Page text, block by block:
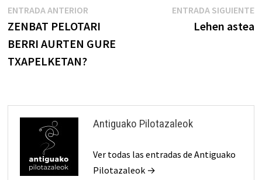
Navegación
de
entradas
ENTRADA ANTERIOR
anterior:
ZENBAT PELOTARI
BERRI AURTEN GURE
TXAPELKETAN?
ENTRADA SIGUIENTE
Lehen astea
Antiguako Pilotazaleok
Ver todas las entradas de Antiguako
Pilotazaleok →